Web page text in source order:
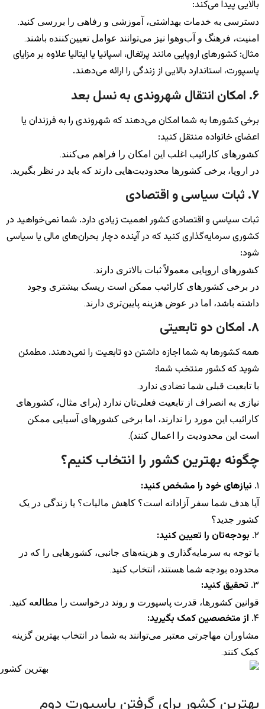
بالایی پیدا می‌کند:
دسترسی به خدمات بهداشتی، آموزشی و رفاهی را بررسی کنید.
امنیت، فرهنگ و آب‌وهوا نیز می‌توانند عوامل تعیین‌کننده باشند.
مثال: کشورهای اروپایی مانند پرتغال، اسپانیا یا ایتالیا علاوه بر مزایای
پاسپورت، استاندارد بالایی از زندگی را ارائه می‌دهند.
۶. امکان انتقال شهروندی به نسل بعد
برخی کشورها به شما امکان می‌دهند که شهروندی را به فرزندان یا
اعضای خانواده منتقل کنید:
کشورهای کارائیب اغلب این امکان را فراهم می‌کنند.
در اروپا، برخی کشورها محدودیت‌هایی دارند که باید در نظر بگیرید.
۷. ثبات سیاسی و اقتصادی
ثبات سیاسی و اقتصادی کشور اهمیت زیادی دارد. شما نمی‌خواهید در
کشوری سرمایه‌گذاری کنید که در آینده دچار بحران‌های مالی یا سیاسی
شود:
کشورهای اروپایی معمولاً ثبات بالاتری دارند.
در برخی کشورهای کارائیب ممکن است ریسک بیشتری وجود
داشته باشد، اما در عوض هزینه پایین‌تری دارند.
۸. امکان دو تابعیتی
همه کشورها به شما اجازه داشتن دو تابعیت را نمی‌دهند. مطمئن
شوید که کشور منتخب شما:
با تابعیت قبلی شما تضادی ندارد.
نیازی به انصراف از تابعیت فعلی‌تان ندارد (برای مثال، کشورهای
کارائیب این مورد را ندارند، اما برخی کشورهای آسیایی ممکن
است این محدودیت را اعمال کنند).
چگونه بهترین کشور را انتخاب کنیم؟
۱. نیازهای خود را مشخص کنید:
آیا هدف شما سفر آزادانه است؟ کاهش مالیات؟ یا زندگی در یک
کشور جدید؟
۲. بودجه‌تان را تعیین کنید:
با توجه به سرمایه‌گذاری و هزینه‌های جانبی، کشورهایی را که در
محدوده بودجه شما هستند، انتخاب کنید.
۳. تحقیق کنید:
قوانین کشورها، قدرت پاسپورت و روند درخواست را مطالعه کنید.
۴. از متخصصین کمک بگیرید:
مشاوران مهاجرتی معتبر می‌توانند به شما در انتخاب بهترین گزینه
کمک کنند.